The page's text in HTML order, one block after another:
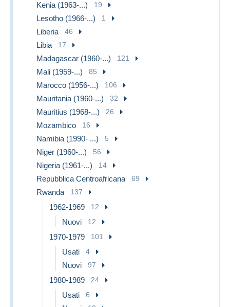
Kenia (1963-...) 19
Lesotho (1966-...) 1
Liberia 46
Libia 17
Madagascar (1960-...) 121
Mali (1959-...) 85
Marocco (1956-...) 106
Mauritania (1960-...) 32
Mauritius (1968-...) 26
Mozambico 16
Namibia (1990- ...) 5
Niger (1960-...) 56
Nigeria (1961-...) 14
Repubblica Centroafricana 69
Rwanda 137
1962-1969 12
Nuovi 12
1970-1979 101
Usati 4
Nuovi 97
1980-1989 24
Usati 6